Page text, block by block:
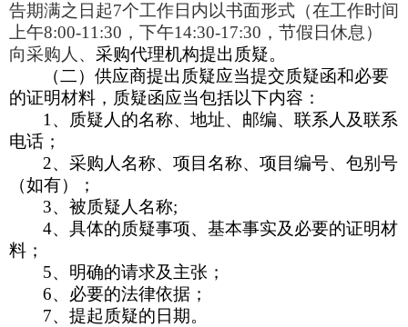
告期满之日起7个工作日内以书面形式（在工作时间
上午8:00-11:30，下午14:30-17:30，节假日休息）
向采购人、 采购代理机构提出质疑。
（二）供应商提出质疑应当提交质疑函和必要
的证明材料，质疑函应当包括以下内容：
1、质疑人的名称、地址、邮编、联系人及联系
电话；
2、采购人名称、项目名称、项目编号、包别号
（如有）；
3、被质疑人名称;
4、具体的质疑事项、基本事实及必要的证明材
料；
5、明确的请求及主张；
6、必要的法律依据；
7、提起质疑的日期。